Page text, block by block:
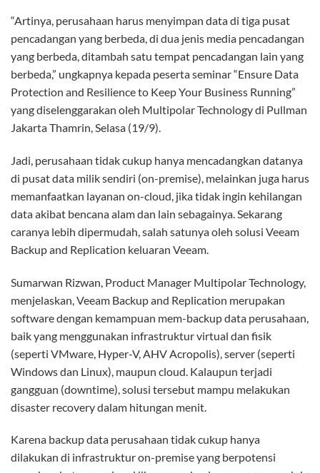
“Artinya, perusahaan harus menyimpan data di tiga pusat
pencadangan yang berbeda, di dua jenis media pencadangan
yang berbeda, ditambah satu tempat pencadangan lain yang
berbeda,” ungkapnya kepada peserta seminar “Ensure Data
Protection and Resilience to Keep Your Business Running”
yang diselenggarakan oleh Multipolar Technology di Pullman
Jakarta Thamrin, Selasa (19/9).
Jadi, perusahaan tidak cukup hanya mencadangkan datanya
di pusat data milik sendiri (on-premise), melainkan juga harus
memanfaatkan layanan on-cloud, jika tidak ingin kehilangan
data akibat bencana alam dan lain sebagainya. Sekarang
caranya lebih dipermudah, salah satunya oleh solusi Veeam
Backup and Replication keluaran Veeam.
Sumarwan Rizwan, Product Manager Multipolar Technology,
menjelaskan, Veeam Backup and Replication merupakan
software dengan kemampuan mem-backup data perusahaan,
baik yang menggunakan infrastruktur virtual dan fisik
(seperti VMware, Hyper-V, AHV Acropolis), server (seperti
Windows dan Linux), maupun cloud. Kalaupun terjadi
gangguan (downtime), solusi tersebut mampu melakukan
disaster recovery dalam hitungan menit.
Karena backup data perusahaan tidak cukup hanya
dilakukan di infrastruktur on-premise yang berpotensi